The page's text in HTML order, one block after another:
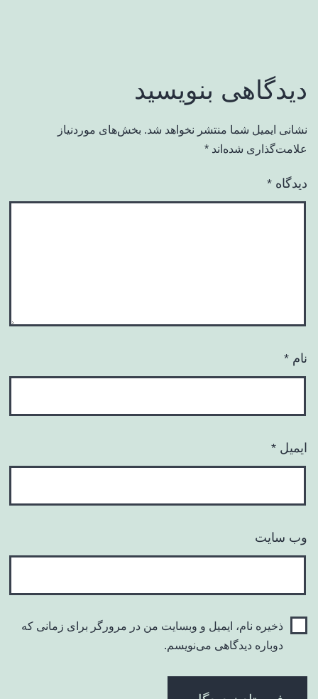
دیدگاهی بنویسید
نشانی ایمیل شما منتشر نخواهد شد. بخش‌های موردنیاز
علامت‌گذاری شده‌اند *
دیدگاه *
نام *
ایمیل *
وب‌ سایت
ذخیره نام، ایمیل و وبسایت من در مرورگر برای زمانی که
دوباره دیدگاهی می‌نویسم.